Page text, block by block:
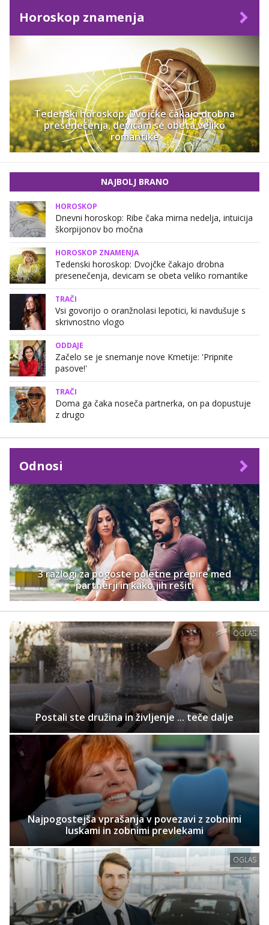
Horoskop znamenja
Tedenski horoskop: Dvojčke čakajo drobna
presenečenja, devicam se obeta veliko
romantike
NAJBOLJ BRANO
HOROSKOP
Dnevni horoskop: Ribe čaka mirna nedelja, intuicija
škorpijonov bo močna
HOROSKOP ZNAMENJA
Tedenski horoskop: Dvojčke čakajo drobna
presenečenja, devicam se obeta veliko romantike
TRAČI
Vsi govorijo o oranžnolasi lepotici, ki navdušuje s
skrivnostno vlogo
ODDAJE
Začelo se je snemanje nove Kmetije: 'Pripnite
pasove!'
TRAČI
Doma ga čaka noseča partnerka, on pa dopustuje
z drugo
Odnosi
3 razlogi za pogoste poletne prepire med
partnerji in kako jih rešiti
OGLAS
Postali ste družina in življenje ... teče dalje
Najpogostejša vprašanja v povezavi z zobnimi
luskami in zobnimi prevlekami
OGLAS